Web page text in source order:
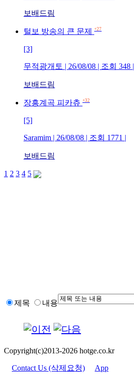
보배드림
털보 방송의 큰 문제 +27
[3]
무적광개토 | 26/08/08 | 조회 348 |
보배드림
장흥계곡 피카츄 +32
[5]
Saramim | 26/08/08 | 조회 1771 |
보배드림
1 2 3 4 5
제목 내용
Copyright(c)2013-2026 hotge.co.kr
Contact Us (삭제요청) App